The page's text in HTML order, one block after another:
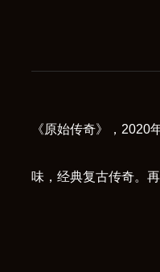
《原始传奇》，
味，经典复古传奇。